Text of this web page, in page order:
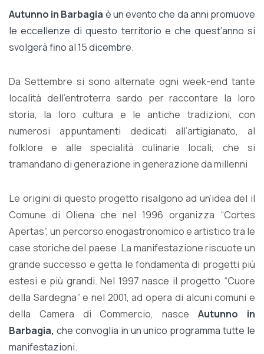
Autunno in Barbagia è un evento che da anni promuove
le eccellenze di questo territorio e che quest’anno si
svolgerà fino al 15 dicembre.
Da Settembre si sono alternate ogni week-end tante
località dell’entroterra sardo per raccontare la loro
storia, la loro cultura e le antiche tradizioni, con
numerosi appuntamenti dedicati all’artigianato, al
folklore e alle specialità culinarie locali, che si
tramandano di generazione in generazione da millenni
Le origini di questo progetto risalgono ad un’idea del il
Comune di Oliena che nel 1996 organizza “Cortes
Apertas”, un percorso enogastronomico e artistico tra le
case storiche del paese. La manifestazione riscuote un
grande successo e getta le fondamenta di progetti più
estesi e più grandi. Nel 1997 nasce il progetto “Cuore
della Sardegna” e nel 2001, ad opera di alcuni comuni e
della Camera di Commercio, nasceAutunno in
Barbagia, che convoglia in un unico programma tutte le
manifestazioni.